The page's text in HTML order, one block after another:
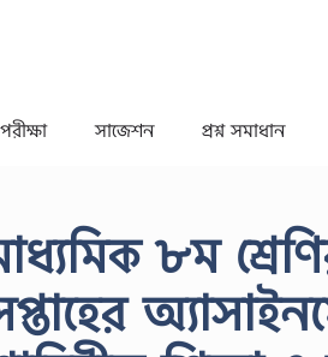
সাজেশন প্রশ্ন সমাধান
৮ম